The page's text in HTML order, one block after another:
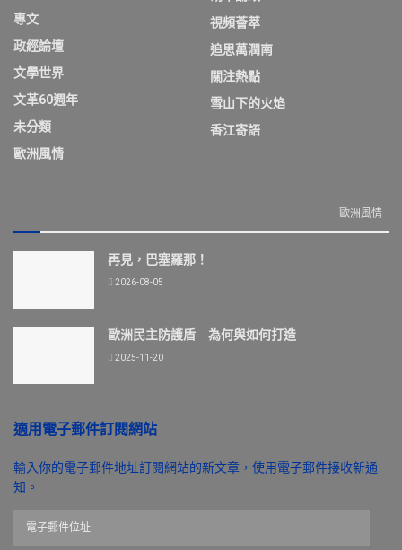
專文
政經論壇
文學世界
文革60週年
未分類
歐洲風情
視頻薈萃
追思萬潤南
關注熱點
雪山下的火焰
香江寄語
歐洲風情
再見，巴塞羅那！
2026-08-05
歐洲民主防護盾 為何與如何打造
2025-11-20
適用電子郵件訂閱網站
輸入你的電子郵件地址訂閱網站的新文章，使用電子郵件接收新通
知。